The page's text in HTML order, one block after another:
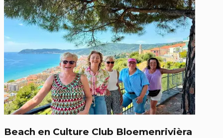
Beach en Culture Club Bloemenrivièra